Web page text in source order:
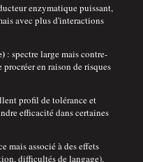
enzymatique puissant,
avec plus d'interactions
: spectre large mais contre-
en raison de risques
profil de tolérance et
efficacité dans certaines
mais associé à des effets
difficultés de langage).